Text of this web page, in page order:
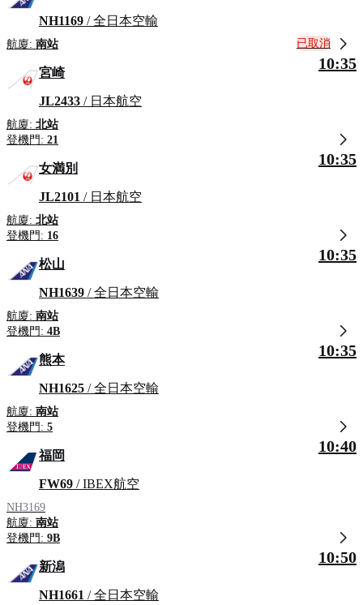
NH1169 / 全日本空輸
航廈: 南站 已取消
宮崎
JL2433 / 日本航空
航廈: 北站
登機門: 21
10:35
女満別
JL2101 / 日本航空
航廈: 北站
登機門: 16
10:35
松山
NH1639 / 全日本空輸
航廈: 南站
登機門: 4B
10:35
熊本
NH1625 / 全日本空輸
航廈: 南站
登機門: 5
10:35
福岡
FW69 / IBEX航空
NH3169
航廈: 南站
登機門: 9B
10:40
新潟
NH1661 / 全日本空輸
10:50